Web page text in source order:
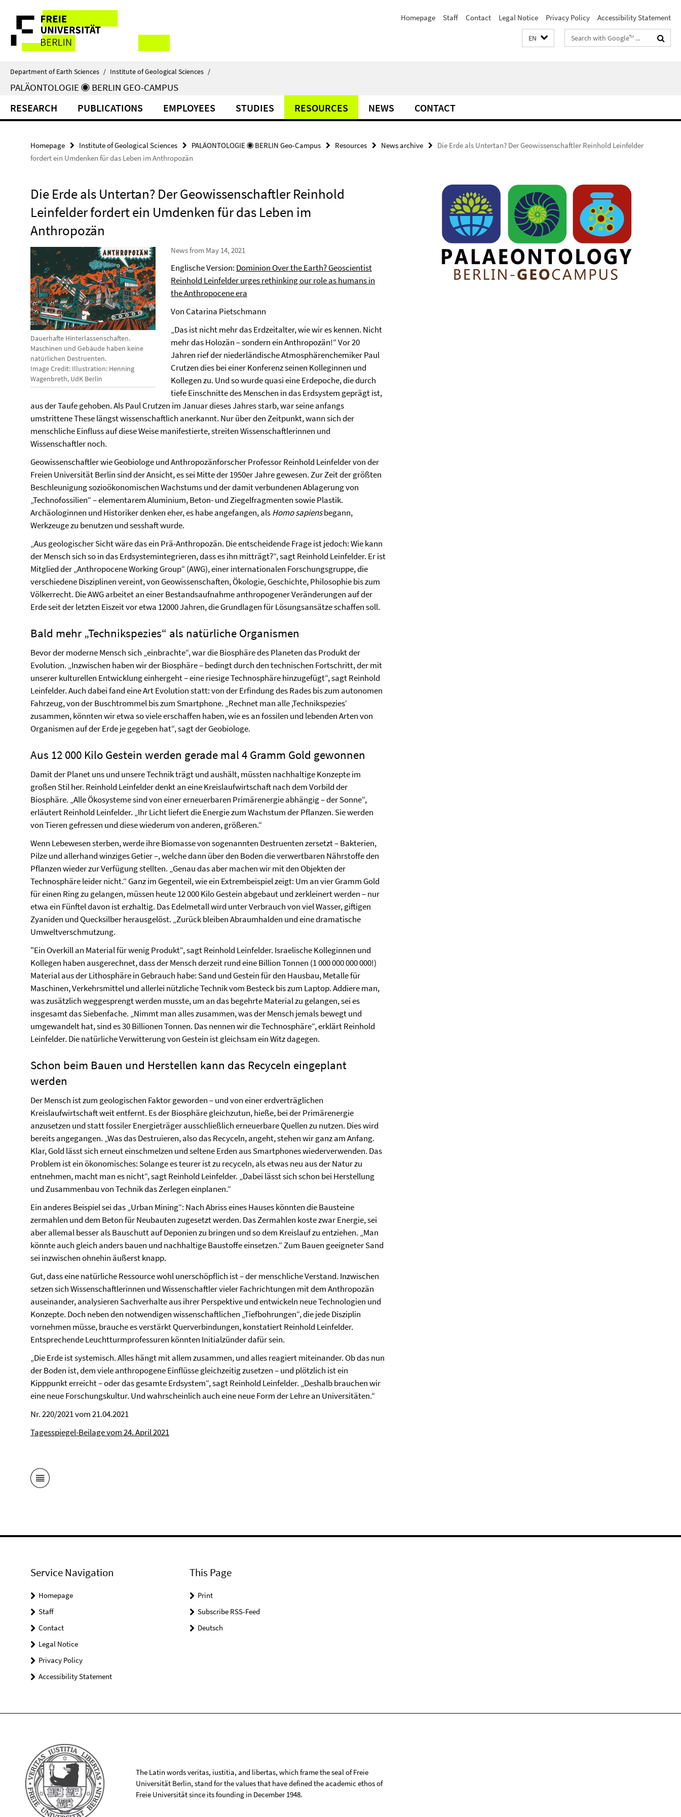
direkt
Inhalt
Service
Navigation
Homepage Staff Contact Legal Notice Privacy Policy Accessibility Statement
EN
Search
terms
Department of Earth Sciences / Institute of Geological Sciences /
PALÄONTOLOGIE ◉ BERLIN GEO-CAMPUS
RESEARCH PUBLICATIONS EMPLOYEES STUDIES RESOURCES NEWS CONTACT
Homepage Institute of Geological Sciences PALÄONTOLOGIE ◉ BERLIN Geo-Campus Resources News archive
Die Erde als Untertan? Der Geowissenschaftler Reinhold Leinfelder
fordert ein Umdenken für das Leben im Anthropozän
Die Erde als Untertan? Der Geowissenschaftler Reinhold
Leinfelder fordert ein Umdenken für das Leben im
Anthropozän
Dauerhafte Hinterlassenschaften.
Maschinen und Gebäude haben keine
natürlichen Destruenten.
Image Credit: Illustration: Henning
Wagenbreth, UdK Berlin
News from May 14, 2021
Englische Version: Dominion Over the Earth? Geoscientist
Reinhold Leinfelder urges rethinking our role as humans in
the Anthropocene era
Von Catarina Pietschmann
„Das ist nicht mehr das Erdzeitalter, wie wir es kennen. Nicht
mehr das Holozän – sondern ein Anthropozän!“ Vor 20
Jahren rief der niederländische Atmosphärenchemiker Paul
Crutzen dies bei einer Konferenz seinen Kolleginnen und
Kollegen zu. Und so wurde quasi eine Erdepoche, die durch
tiefe Einschnitte des Menschen in das Erdsystem geprägt ist,
aus der Taufe gehoben. Als Paul Crutzen im Januar dieses Jahres starb, war seine anfangs
umstrittene These längst wissenschaftlich anerkannt. Nur über den Zeitpunkt, wann sich der
menschliche Einfluss auf diese Weise manifestierte, streiten Wissenschaftlerinnen und
Wissenschaftler noch.
Geowissenschaftler wie Geobiologe und Anthropozänforscher Professor Reinhold Leinfelder von der
Freien Universität Berlin sind der Ansicht, es sei Mitte der 1950er Jahre gewesen. Zur Zeit der größten
Beschleunigung sozioökonomischen Wachstums und der damit verbundenen Ablagerung von
„Technofossilien“ – elementarem Aluminium, Beton- und Ziegelfragmenten sowie Plastik.
Archäologinnen und Historiker denken eher, es habe angefangen, alsHomo sapiensbegann,
Werkzeuge zu benutzen und sesshaft wurde.
„Aus geologischer Sicht wäre das ein Prä-Anthropozän. Die entscheidende Frage ist jedoch: Wie kann
der Mensch sich so in das Erdsystemintegrieren, dass es ihn mitträgt?“, sagt Reinhold Leinfelder. Er ist
Mitglied der „Anthropocene Working Group“ (AWG), einer internationalen Forschungsgruppe, die
verschiedene Disziplinen vereint, von Geowissenschaften, Ökologie, Geschichte, Philosophie bis zum
Völkerrecht. Die AWG arbeitet an einer Bestandsaufnahme anthropogener Veränderungen auf der
Erde seit der letzten Eiszeit vor etwa 12000 Jahren, die Grundlagen für Lösungsansätze schaffen soll.
Bald mehr „Technikspezies“ als natürliche Organismen
Bevor der moderne Mensch sich „einbrachte“, war die Biosphäre des Planeten das Produkt der
Evolution. „Inzwischen haben wir der Biosphäre – bedingt durch den technischen Fortschritt, der mit
unserer kulturellen Entwicklung einhergeht – eine riesige Technosphäre hinzugefügt“, sagt Reinhold
Leinfelder. Auch dabei fand eine Art Evolution statt: von der Erfindung des Rades bis zum autonomen
Fahrzeug, von der Buschtrommel bis zum Smartphone. „Rechnet man alle ,Technikspezies‘
zusammen, könnten wir etwa so viele erschaffen haben, wie es an fossilen und lebenden Arten von
Organismen auf der Erde je gegeben hat“, sagt der Geobiologe.
Aus 12 000 Kilo Gestein werden gerade mal 4 Gramm Gold gewonnen
Damit der Planet uns und unsere Technik trägt und aushält, müssten nachhaltige Konzepte im
großen Stil her. Reinhold Leinfelder denkt an eine Kreislaufwirtschaft nach dem Vorbild der
Biosphäre. „Alle Ökosysteme sind von einer erneuerbaren Primärenergie abhängig – der Sonne“,
erläutert Reinhold Leinfelder. „Ihr Licht liefert die Energie zum Wachstum der Pflanzen. Sie werden
von Tieren gefressen und diese wiederum von anderen, größeren.“
Wenn Lebewesen sterben, werde ihre Biomasse von sogenannten Destruenten zersetzt – Bakterien,
Pilze und allerhand winziges Getier –, welche dann über den Boden die verwertbaren Nährstoffe den
Pflanzen wieder zur Verfügung stellten. „Genau das aber machen wir mit den Objekten der
Technosphäre leider nicht.“ Ganz im Gegenteil, wie ein Extrembeispiel zeigt: Um an vier Gramm Gold
für einen Ring zu gelangen, müssen heute 12 000 Kilo Gestein abgebaut und zerkleinert werden – nur
etwa ein Fünftel davon ist erzhaltig. Das Edelmetall wird unter Verbrauch von viel Wasser, giftigen
Zyaniden und Quecksilber herausgelöst. „Zurück bleiben Abraumhalden und eine dramatische
Umweltverschmutzung.
"Ein Overkill an Material für wenig Produkt“, sagt Reinhold Leinfelder. Israelische Kolleginnen und
Kollegen haben ausgerechnet, dass der Mensch derzeit rund eine Billion Tonnen (1 000 000 000 000!)
Material aus der Lithosphäre in Gebrauch habe: Sand und Gestein für den Hausbau, Metalle für
Maschinen, Verkehrsmittel und allerlei nützliche Technik vom Besteck bis zum Laptop. Addiere man,
was zusätzlich weggesprengt werden musste, um an das begehrte Material zu gelangen, sei es
insgesamt das Siebenfache. „Nimmt man alles zusammen, was der Mensch jemals bewegt und
umgewandelt hat, sind es 30 Billionen Tonnen. Das nennen wir die Technosphäre“, erklärt Reinhold
Leinfelder. Die natürliche Verwitterung von Gestein ist gleichsam ein Witz dagegen.
Schon beim Bauen und Herstellen kann das Recyceln eingeplant
werden
Der Mensch ist zum geologischen Faktor geworden – und von einer erdverträglichen
Kreislaufwirtschaft weit entfernt. Es der Biosphäre gleichzutun, hieße, bei der Primärenergie
anzusetzen und statt fossiler Energieträger ausschließlich erneuerbare Quellen zu nutzen. Dies wird
bereits angegangen. „Was das Destruieren, also das Recyceln, angeht, stehen wir ganz am Anfang.
Klar, Gold lässt sich erneut einschmelzen und seltene Erden aus Smartphones wiederverwenden. Das
Problem ist ein ökonomisches: Solange es teurer ist zu recyceln, als etwas neu aus der Natur zu
entnehmen, macht man es nicht“, sagt Reinhold Leinfelder. „Dabei lässt sich schon bei Herstellung
und Zusammenbau von Technik das Zerlegen einplanen.“
Ein anderes Beispiel sei das „Urban Mining“: Nach Abriss eines Hauses könnten die Bausteine
zermahlen und dem Beton für Neubauten zugesetzt werden. Das Zermahlen koste zwar Energie, sei
aber allemal besser als Bauschutt auf Deponien zu bringen und so dem Kreislauf zu entziehen. „Man
könnte auch gleich anders bauen und nachhaltige Baustoffe einsetzen.“ Zum Bauen geeigneter Sand
sei inzwischen ohnehin äußerst knapp.
Gut, dass eine natürliche Ressource wohl unerschöpflich ist – der menschliche Verstand. Inzwischen
setzen sich Wissenschaftlerinnen und Wissenschaftler vieler Fachrichtungen mit dem Anthropozän
auseinander, analysieren Sachverhalte aus ihrer Perspektive und entwickeln neue Technologien und
Konzepte. Doch neben den notwendigen wissenschaftlichen „Tiefbohrungen“, die jede Disziplin
vornehmen müsse, brauche es verstärkt Querverbindungen, konstatiert Reinhold Leinfelder.
Entsprechende Leuchtturmprofessuren könnten Initialzünder dafür sein.
„Die Erde ist systemisch. Alles hängt mit allem zusammen, und alles reagiert miteinander. Ob das nun
der Boden ist, dem viele anthropogene Einflüsse gleichzeitig zusetzen – und plötzlich ist ein
Kipppunkt erreicht – oder das gesamte Erdsystem“, sagt Reinhold Leinfelder. „Deshalb brauchen wir
eine neue Forschungskultur. Und wahrscheinlich auch eine neue Form der Lehre an Universitäten.“
Nr. 220/2021 vom 21.04.2021
Tagesspiegel-Beilage vom 24. April 2021
Service Navigation
Homepage
Staff
Contact
Legal Notice
Privacy Policy
Accessibility Statement
This Page
Print
Subscribe RSS-Feed
Deutsch
The Latin words veritas, iustitia, and libertas, which frame the seal of Freie
Universität Berlin, stand for the values that have defined the academic ethos of
Freie Universität since its founding in December 1948.